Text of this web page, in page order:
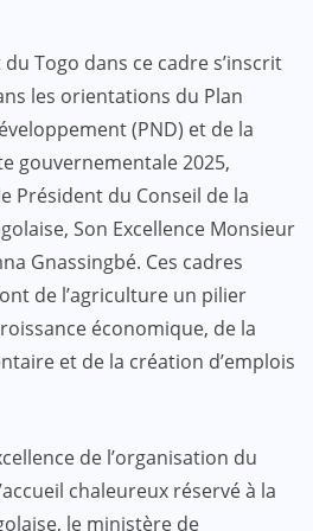
du Togo dans ce cadre s’inscrit
les orientations du Plan
(PND) et de la
gouvernementale 2025,
Président du Conseil de la
Son Excellence Monsieur
Gnassingbé. Ces cadres
de l’agriculture un pilier
économique, de la
et de la création d’emplois
de l’organisation du
chaleureux réservé à la
le ministère de